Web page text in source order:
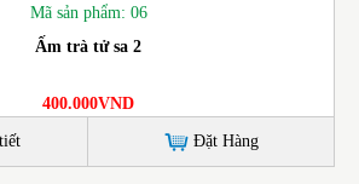
Mã sản phẩm: 06
Ấm trà tử sa 2
400.000VND
Đặt Hàng